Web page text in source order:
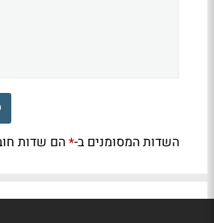
השדות המסומנים ב-*הם שדות